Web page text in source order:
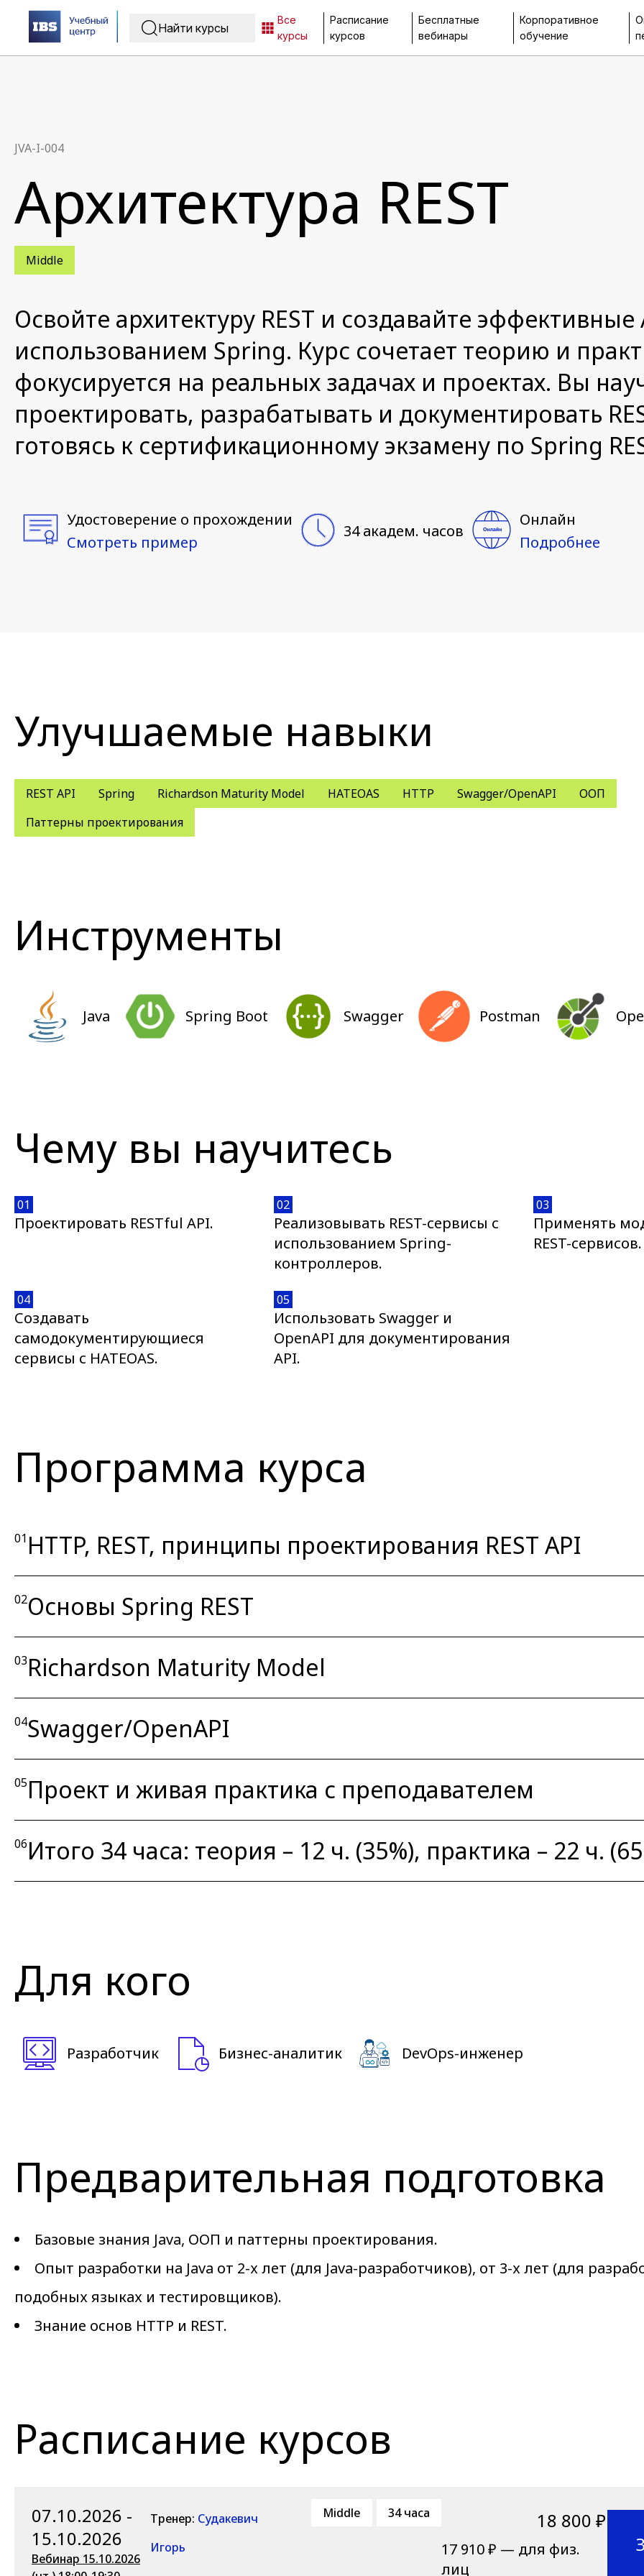
Все
курсы
Расписание
курсов
Бесплатные
вебинары
Корпоративное
обучение
JVA-I-004
Архитектура REST
Middle
Освойте архитектуру REST и создавайте эффективные
использованием Spring. Курс сочетает теорию и
фокусируется на реальных задачах и проектах. Вы
проектировать, разрабатывать и документировать
готовясь к сертификационному экзамену по Spring
Удостоверение о прохождении
Смотреть пример
34 академ. часов
Онлайн
Подробнее
Улучшаемые навыки
REST API Spring Richardson Maturity Model HATEOAS HTTP Swagger/OpenAPI
ООП
Паттерны проектирования
Инструменты
Java Spring Boot Swagger Postman
Чему вы научитесь
01
Проектировать RESTful API.
02
Реализовывать REST-сервисы с
использованием Spring-
контроллеров.
03
Применять
REST-сервисов.
04
Создавать
самодокументирующиеся
сервисы с HATEOAS.
05
Использовать Swagger и
OpenAPI для документирования
API.
Программа курса
01 HTTP, REST, принципы проектирования REST API
02Основы Spring REST
03Richardson Maturity Model
04Swagger/OpenAPI
05Проект и живая практика с преподавателем
06Итого 34 часа: теория – 12 ч. (35%), практика – 22 ч.
Для кого
Разработчик Бизнес-аналитик DevOps-инженер
Предварительная подготовка
Базовые знания Java, ООП и паттерны проектирования.
Опыт разработки на Java от 2-х лет (для Java-разработчиков), от 3-х лет (для
подобных языках и тестировщиков).
Знание основ HTTP и REST.
Расписание курсов
07.10.2026 -
15.10.2026
Вебинар 15.10.2026
Тренер: Судакевич
Игорь
Middle 34 часа 18 800 ₽
17 910 ₽ — для физ.
лиц